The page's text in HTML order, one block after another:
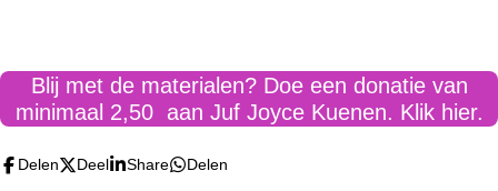
Blij met de materialen? Doe een donatie van
minimaal 2,50 aan Juf Joyce Kuenen. Klik hier.
Delen Deel Share Delen